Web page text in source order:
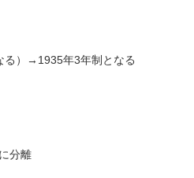
る）→1935年3年制となる
分離